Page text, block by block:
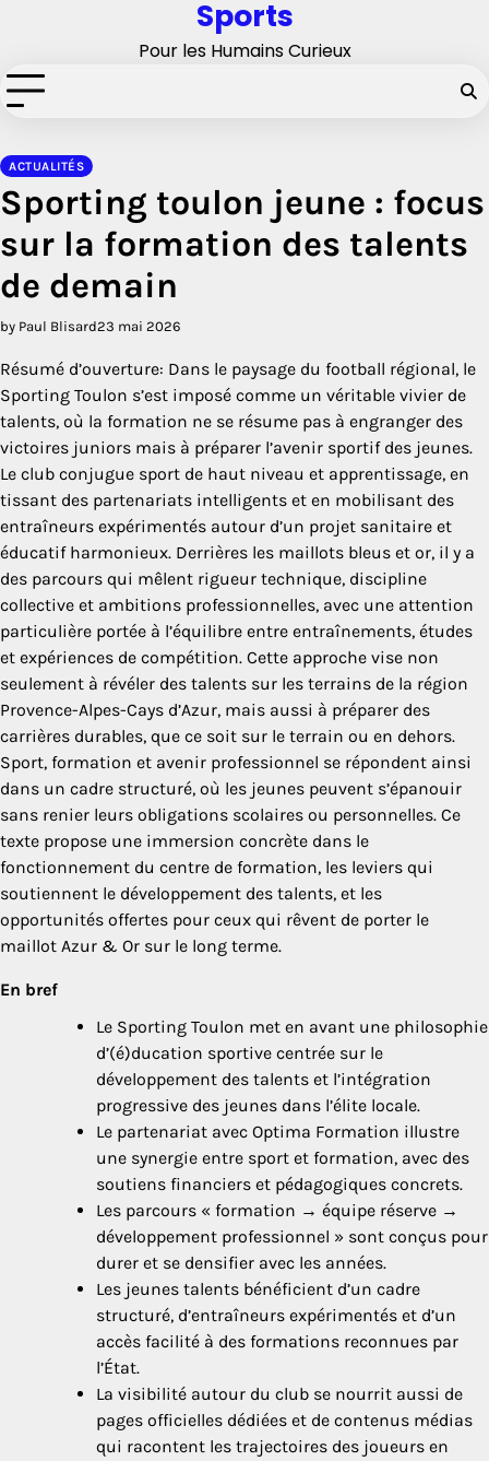
Sports
Pour les Humains Curieux
ACTUALITÉS
Sporting toulon jeune : focus
sur la formation des talents
de demain
by Paul Blisard23 mai 2026
Résumé d’ouverture: Dans le paysage du football régional, le
Sporting Toulon s’est imposé comme un véritable vivier de
talents, où la formation ne se résume pas à engranger des
victoires juniors mais à préparer l’avenir sportif des jeunes.
Le club conjugue sport de haut niveau et apprentissage, en
tissant des partenariats intelligents et en mobilisant des
entraîneurs expérimentés autour d’un projet sanitaire et
éducatif harmonieux. Derrières les maillots bleus et or, il y a
des parcours qui mêlent rigueur technique, discipline
collective et ambitions professionnelles, avec une attention
particulière portée à l’équilibre entre entraînements, études
et expériences de compétition. Cette approche vise non
seulement à révéler des talents sur les terrains de la région
Provence-Alpes-Cays d’Azur, mais aussi à préparer des
carrières durables, que ce soit sur le terrain ou en dehors.
Sport, formation et avenir professionnel se répondent ainsi
dans un cadre structuré, où les jeunes peuvent s’épanouir
sans renier leurs obligations scolaires ou personnelles. Ce
texte propose une immersion concrète dans le
fonctionnement du centre de formation, les leviers qui
soutiennent le développement des talents, et les
opportunités offertes pour ceux qui rêvent de porter le
maillot Azur & Or sur le long terme.
En bref
Le Sporting Toulon met en avant une philosophie
d’(é)ducation sportive centrée sur le
développement des talents et l’intégration
progressive des jeunes dans l’élite locale.
Le partenariat avec Optima Formation illustre
une synergie entre sport et formation, avec des
soutiens financiers et pédagogiques concrets.
Les parcours « formation → équipe réserve →
développement professionnel » sont conçus pour
durer et se densifier avec les années.
Les jeunes talents bénéficient d’un cadre
structuré, d’entraîneurs expérimentés et d’un
accès facilité à des formations reconnues par
l’État.
La visibilité autour du club se nourrit aussi de
pages officielles dédiées et de contenus médias
qui racontent les trajectoires des joueurs en